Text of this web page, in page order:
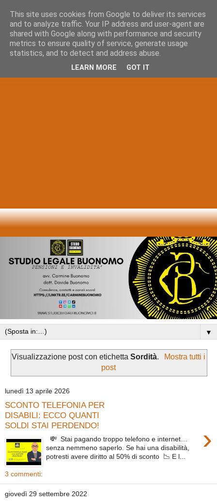
▼
Visualizzazione post con etichettaSordità.
Mostra tutti i
post
lunedì 13 aprile 2026
SCONTO TELEFONIA PER
DISABILI: ECCO QUANTI
SOLDI STAI PERDENDO!
›
💸 Stai pagando troppo telefono e internet…
senza nemmeno saperlo. Se hai una disabilità,
potresti avere diritto al 50% di sconto 📉 E l...
3 commenti:
giovedì 29 settembre 2022
This site uses cookies from Google to deliver its services
and to analyze traffic. Your IP address and user-agent are
shared with Google along with performance and security
metrics to ensure quality of service, generate usage
statistics, and to detect and address abuse.
LEARN MORE GOT IT